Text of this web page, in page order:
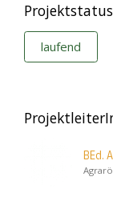
Projektstatus
laufend
BEd.